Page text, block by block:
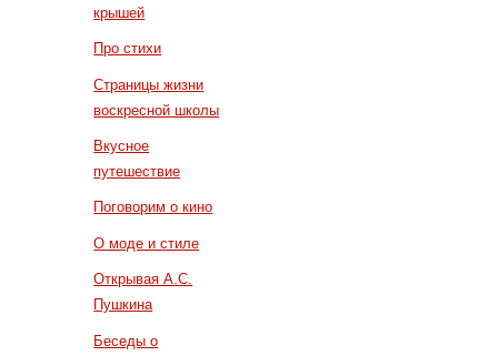
крышей
Про стихи
Страницы жизни
воскресной школы
Вкусное
путешествие
Поговорим о кино
О моде и стиле
Открывая А.С.
Пушкина
Беседы о